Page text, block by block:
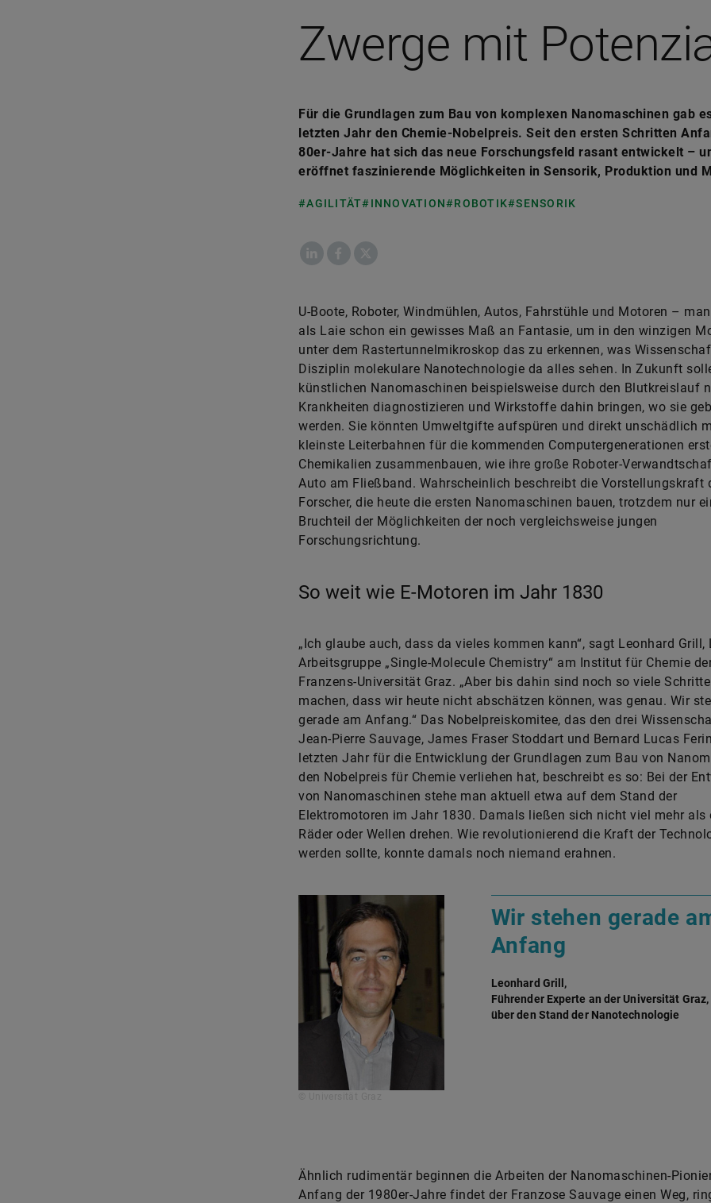
Zwerge mit
Für die Grundlagen zum Bau von komplexen Nanomaschinen gab
letzten Jahr den Chemie-Nobelpreis. Seit den ersten Schritten
80er-Jahre hat sich das neue Forschungsfeld rasant entwickelt –
eröffnet faszinierende Möglichkeiten in Sensorik, Produktion und
#AGILITÄT#INNOVATION#ROBOTIK#SENSORIK
LinkedInFacebook
X
U-Boote, Roboter, Windmühlen, Autos, Fahrstühle und Motoren –
als Laie schon ein gewisses Maß an Fantasie, um in den winzigen
unter dem Rastertunnelmikroskop das zu erkennen, was
Disziplin molekulare Nanotechnologie da alles sehen. In Zukunft
künstlichen Nanomaschinen beispielsweise durch den Blutkreislauf
Krankheiten diagnostizieren und Wirkstoffe dahin bringen, wo sie
werden. Sie könnten Umweltgifte aufspüren und direkt unschädlich
kleinste Leiterbahnen für die kommenden Computergenerationen
Chemikalien zusammenbauen, wie ihre große Roboter-
Auto am Fließband. Wahrscheinlich beschreibt die Vorstellungskraft
Forscher, die heute die ersten Nanomaschinen bauen, trotzdem nur
Bruchteil der Möglichkeiten der noch vergleichsweise jungen
Forschungsrichtung.
So weit wie E-Motoren im Jahr 1830
„Ich glaube auch, dass da vieles kommen kann“, sagt Leonhard Grill,
Arbeitsgruppe „Single-Molecule Chemistry“ am Institut für Chemie
Franzens-Universität Graz. „Aber bis dahin sind noch so viele
machen, dass wir heute nicht abschätzen können, was genau. Wir
gerade am Anfang.“ Das Nobelpreiskomitee, das den drei
Jean-Pierre Sauvage, James Fraser Stoddart und Bernard Lucas
letzten Jahr für die Entwicklung der Grundlagen zum Bau von
den Nobelpreis für Chemie verliehen hat, beschreibt es so: Bei der
von Nanomaschinen stehe man aktuell etwa auf dem Stand der
Elektromotoren im Jahr 1830. Damals ließen sich nicht viel mehr als
Räder oder Wellen drehen. Wie revolutionierend die Kraft der
werden sollte, konnte damals noch niemand erahnen.
Wir stehen gerade
Anfang
Leonhard Grill,
Führender Experte an der Universität Graz,
über den Stand der Nanotechnologie
Ähnlich rudimentär beginnen die Arbeiten der Nanomaschinen-
Anfang der 1980er-Jahre findet der Franzose Sauvage einen Weg,